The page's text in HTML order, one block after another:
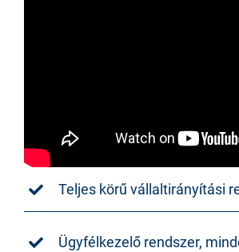
Teljes körű vállaltirányítási
Ügyfélkezelő rendszer,